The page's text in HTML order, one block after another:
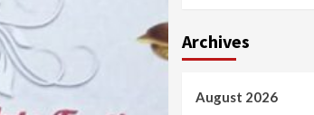
Archives
August 2026